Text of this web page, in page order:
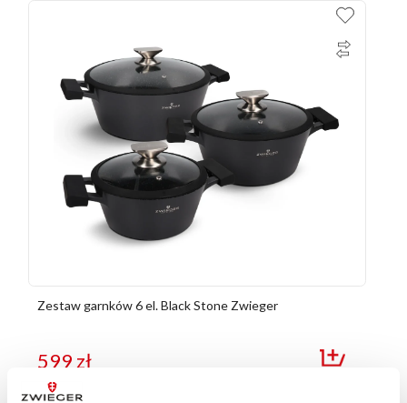
Zestaw garnków 6 el. Black Stone Zwieger
599zł